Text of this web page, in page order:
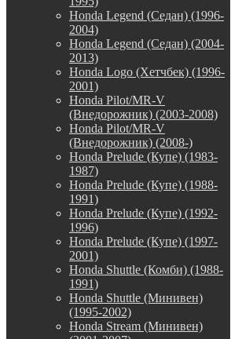
Honda Legend (Седан) (1996-
2004)
Honda Legend (Седан) (2004-
2013)
Honda Logo (Хетчбек) (1996-
2001)
Honda Pilot/MR-V
(Внедорожник) (2003-2008)
Honda Pilot/MR-V
(Внедорожник) (2008-)
Honda Prelude (Купе) (1983-
1987)
Honda Prelude (Купе) (1988-
1991)
Honda Prelude (Купе) (1992-
1996)
Honda Prelude (Купе) (1997-
2001)
Honda Shuttle (Комби) (1988-
1991)
Honda Shuttle (Минивен)
(1995-2002)
Honda Stream (Минивен)